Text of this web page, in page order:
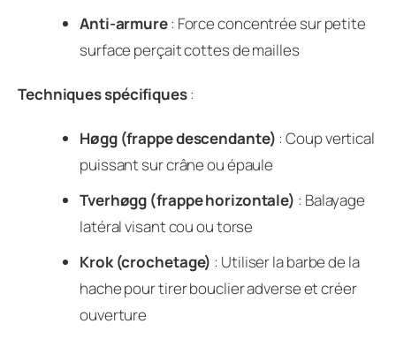
Anti-armure: Force concentrée sur petite
surface perçait cottes de mailles
Techniques spécifiques:
Høgg (frappe descendante) : Coup vertical
puissant sur crâne ou épaule
Tverhøgg (frappe horizontale) : Balayage
latéral visant cou ou torse
Krok (crochetage) : Utiliser la barbe de la
hache pour tirer bouclier adverse et créer
ouverture